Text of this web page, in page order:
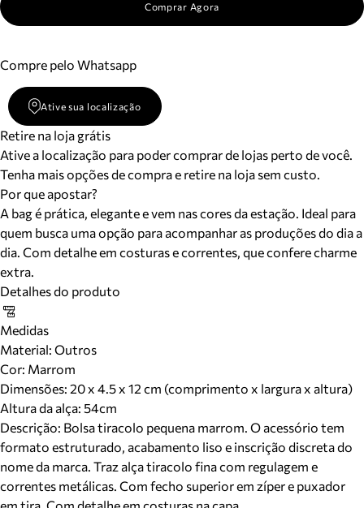
Comprar Agora
Compre pelo Whatsapp
Ative sua localização
Retire na loja grátis
Ative a localização para poder comprar de lojas perto de você.
Tenha mais opções de compra e retire na loja sem custo.
Por que apostar?
A bag é prática, elegante e vem nas cores da estação. Ideal para
quem busca uma opção para acompanhar as produções do dia a
dia. Com detalhe em costuras e correntes, que confere charme
extra.
Detalhes do produto
Medidas
Material: Outros
Cor: Marrom
Dimensões: 20 x 4.5 x 12 cm (comprimento x largura x altura)
Altura da alça: 54cm
Descrição: Bolsa tiracolo pequena marrom. O acessório tem
formato estruturado, acabamento liso e inscrição discreta do
nome da marca. Traz alça tiracolo fina com regulagem e
correntes metálicas. Com fecho superior em zíper e puxador